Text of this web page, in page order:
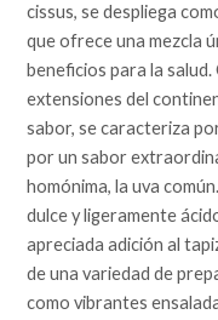
cissus, se despliega
que ofrece una mezcla
beneficios para la
extensiones del
sabor, se caracteriza
por un sabor
homónima, la uva
dulce y ligeramente
apreciada adición al
de una variedad de
como vibrantes